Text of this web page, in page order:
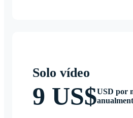
Solo vídeo
9 US$USD por